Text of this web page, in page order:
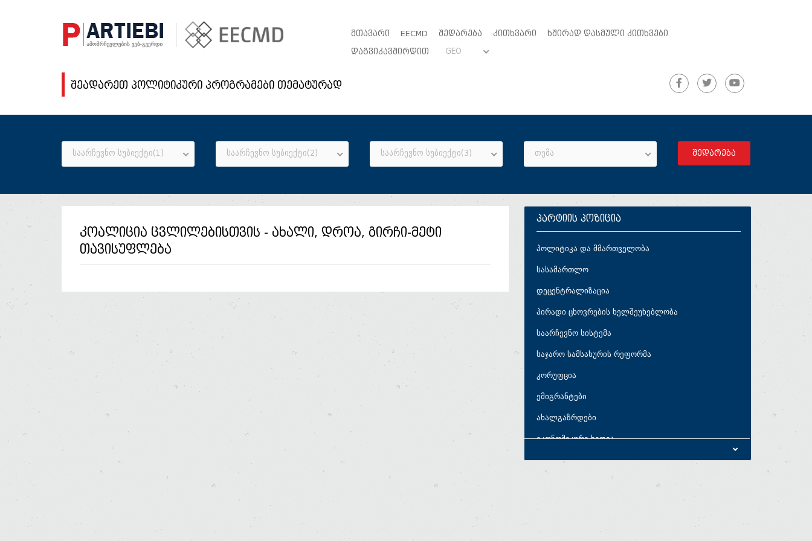
ᲛᲗᲐᲕᲐᲠᲘ EECMD ᲨᲔᲓᲐᲠᲔᲑᲐ ᲙᲘᲗᲮᲕᲐᲠᲘ
ᲮᲨᲘᲠᲐᲓ ᲓᲐᲡᲛᲣᲚᲘ ᲙᲘᲗᲮᲕᲔᲑᲘ
ᲓᲐᲒᲕᲘᲙᲐᲕᲨᲘᲠᲓᲘᲗ
GEO
შეადარეთ პოლიტიკური პროგრამები თემატურად
საარჩევნო სუბიექტი(1) საარჩევნო სუბიექტი(2) საარჩევნო სუბიექტი(3) თემა
კოალიცია ცვლილებისთვის - ახალი, დროა, გირჩი-მეტი
თავისუფლება
პარტიის პოზიცია
პოლიტიკა და მმართველობა
სასამართლო
დეცენტრალიზაცია
პირადი ცხოვრების ხელშეუხებლობა
საარჩევნო სისტემა
საჯარო სამსახურის რეფორმა
კორუფცია
ემიგრანტები
ახალგაზრდები
ეკონომიკური ხედვა
ეკონომიკური პარამეტრები
საბიუჯეტო პრიორიტეტები